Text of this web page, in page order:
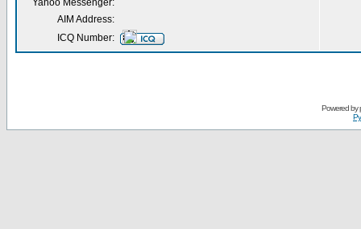
Yahoo Messenger:
AIM Address:
ICQ Number:
Powered by